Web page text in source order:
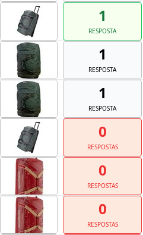
1
RESPOSTA
1
RESPOSTA
1
RESPOSTA
0
RESPOSTAS
0
RESPOSTAS
0
RESPOSTAS